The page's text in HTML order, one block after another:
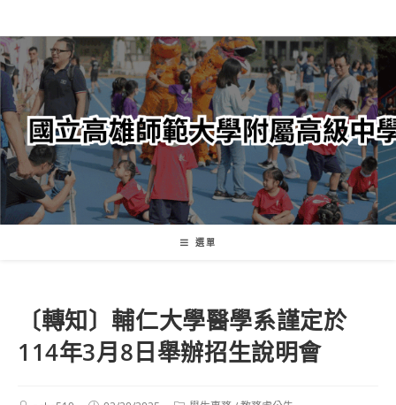
轉
至
主
內
容
選單
〔轉知〕輔仁大學醫學系謹定於
114年3月8日舉辦招生說明會